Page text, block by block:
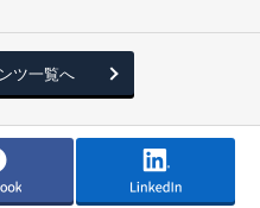
ツ一覧へ